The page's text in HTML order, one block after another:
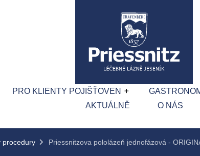
PRO KLIENTY POJIŠŤOVEN
AKTUÁLNĚ
O NÁS
procedury Priessnitzova pololázeň jednofázová -